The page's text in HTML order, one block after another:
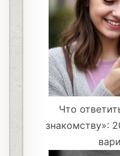
Что
знакомству»: